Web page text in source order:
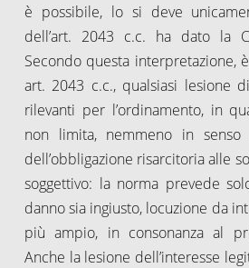
è possibile, lo si deve
dell’art. 2043 c.c. ha dato la
Secondo questa interpretazione,
art. 2043 c.c., qualsiasi lesione
rilevanti per l’ordinamento, in
non limita, nemmeno in senso
dell’obbligazione risarcitoria alle
soggettivo: la norma prevede
danno sia ingiusto, locuzione da
più ampio, in consonanza al
Anche la lesione dell’interesse